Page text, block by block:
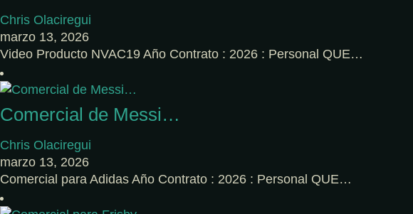
Chris Olaciregui
marzo 13, 2026
Video Producto NVAC19 Año Contrato : 2026 : Personal QUE…
Comercial de Messi…
Chris Olaciregui
marzo 13, 2026
Comercial para Adidas Año Contrato : 2026 : Personal QUE…